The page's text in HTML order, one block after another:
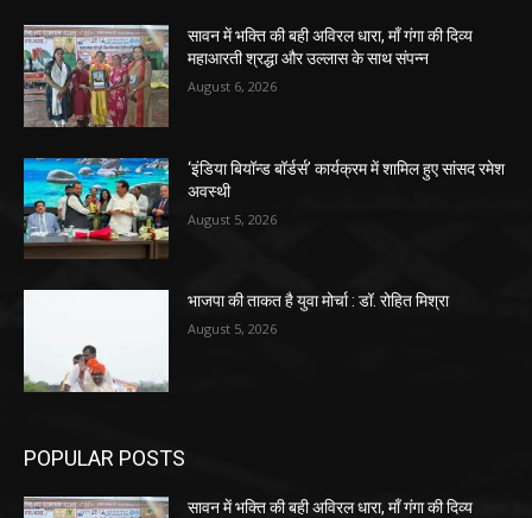
सावन में भक्ति की बही अविरल धारा, माँ गंगा की दिव्य
महाआरती श्रद्धा और उल्लास के साथ संपन्न
August 6, 2026
‘इंडिया बियॉन्ड बॉर्डर्स’ कार्यक्रम में शामिल हुए सांसद रमेश
अवस्थी
August 5, 2026
भाजपा की ताकत है युवा मोर्चा : डॉ. रोहित मिश्रा
August 5, 2026
POPULAR POSTS
सावन में भक्ति की बही अविरल धारा, माँ गंगा की दिव्य